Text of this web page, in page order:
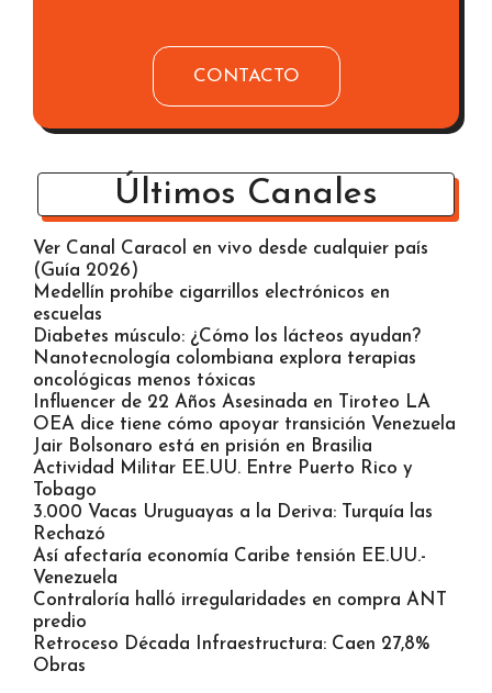
CONTACTO
Últimos Canales
Ver Canal Caracol en vivo desde cualquier país
(Guía 2026)
Medellín prohíbe cigarrillos electrónicos en
escuelas
Diabetes músculo: ¿Cómo los lácteos ayudan?
Nanotecnología colombiana explora terapias
oncológicas menos tóxicas
Influencer de 22 Años Asesinada en Tiroteo LA
OEA dice tiene cómo apoyar transición Venezuela
Jair Bolsonaro está en prisión en Brasilia
Actividad Militar EE.UU. Entre Puerto Rico y
Tobago
3.000 Vacas Uruguayas a la Deriva: Turquía las
Rechazó
Así afectaría economía Caribe tensión EE.UU.-
Venezuela
Contraloría halló irregularidades en compra ANT
predio
Retroceso Década Infraestructura: Caen 27,8%
Obras